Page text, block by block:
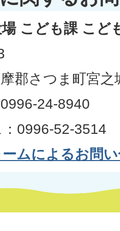
こども課 こど
郡さつま町宮
24-8940
0996-52-3514
ムによるお問